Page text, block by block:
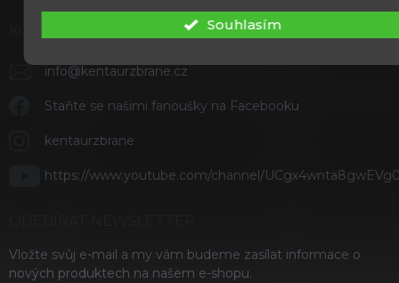
Souhlasím
info@kentaurzbrane.cz
Staňte se našimi fanoušky na Facebooku
kentaurzbrane
https://www.youtube.com/channel/
Vložte svůj e-mail a my vám budeme zasílat informace o
nových produktech na našem e-shopu.